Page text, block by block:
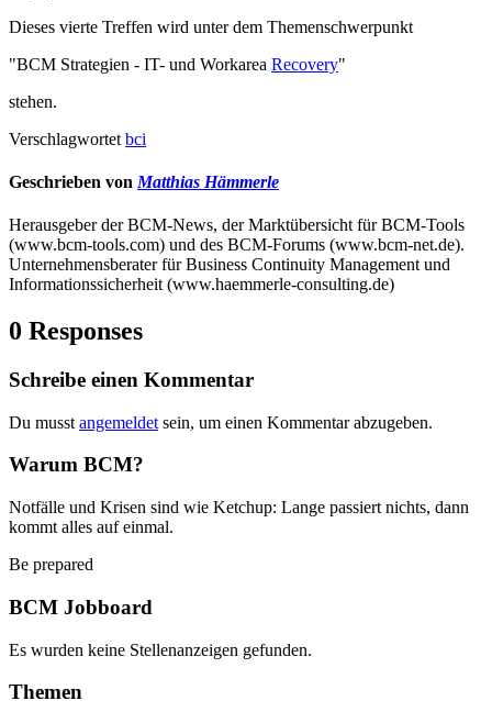
Dieses vierte Treffen wird unter dem Themenschwerpunkt
"BCM Strategien - IT- und Workarea Recovery"
stehen.
Verschlagwortet bci
Geschrieben von Matthias Hämmerle
Herausgeber der BCM-News, der Marktübersicht für BCM-Tools
(www.bcm-tools.com) und des BCM-Forums (www.bcm-net.de).
Unternehmensberater für Business Continuity Management und
Informationssicherheit (www.haemmerle-consulting.de)
0 Responses
Schreibe einen Kommentar
Du musst angemeldet sein, um einen Kommentar abzugeben.
Warum BCM?
Notfälle und Krisen sind wie Ketchup: Lange passiert nichts, dann
kommt alles auf einmal.
Be prepared
BCM Jobboard
Es wurden keine Stellenanzeigen gefunden.
Themen